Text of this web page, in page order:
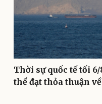
Du lịch
Tư vấn
check-in
Thời sự quốc tế tối
thể đạt thỏa thuận